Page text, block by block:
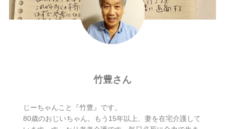
竹豊さん
じーちゃんこと『竹豊』です。
80歳のおじいちゃん。もう15年以上、妻を在宅介護して